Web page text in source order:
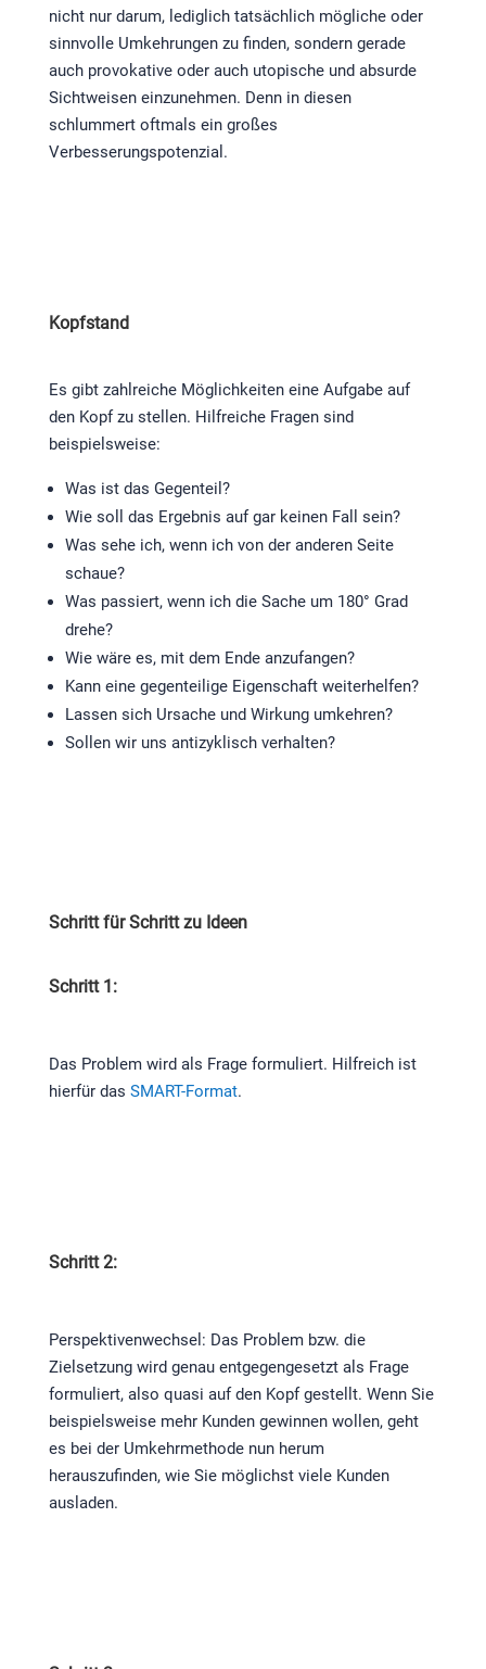
nicht nur darum, lediglich tatsächlich mögliche oder
sinnvolle Umkehrungen zu finden, sondern gerade
auch provokative oder auch utopische und absurde
Sichtweisen einzunehmen. Denn in diesen
schlummert oftmals ein großes
Verbesserungspotenzial.
Kopfstand
Es gibt zahlreiche Möglichkeiten eine Aufgabe auf
den Kopf zu stellen. Hilfreiche Fragen sind
beispielsweise:
Was ist das Gegenteil?
Wie soll das Ergebnis auf gar keinen Fall sein?
Was sehe ich, wenn ich von der anderen Seite
schaue?
Was passiert, wenn ich die Sache um 180° Grad
drehe?
Wie wäre es, mit dem Ende anzufangen?
Kann eine gegenteilige Eigenschaft weiterhelfen?
Lassen sich Ursache und Wirkung umkehren?
Sollen wir uns antizyklisch verhalten?
Schritt für Schritt zu Ideen
Schritt 1:
Das Problem wird als Frage formuliert. Hilfreich ist
hierfür das SMART-Format.
Schritt 2:
Perspektivenwechsel: Das Problem bzw. die
Zielsetzung wird genau entgegengesetzt als Frage
formuliert, also quasi auf den Kopf gestellt. Wenn Sie
beispielsweise mehr Kunden gewinnen wollen, geht
es bei der Umkehrmethode nun herum
herauszufinden, wie Sie möglichst viele Kunden
ausladen.